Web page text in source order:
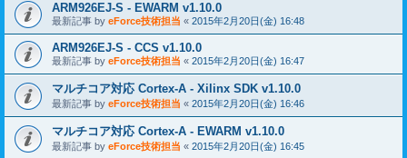
ARM926EJ-S - EWARM v1.10.0
最新記事 by eForce技術担当 « 2015年2月20日(金) 16:48
ARM926EJ-S - CCS v1.10.0
最新記事 by eForce技術担当 « 2015年2月20日(金) 16:47
マルチコア対応 Cortex-A - Xilinx SDK v1.10.0
最新記事 by eForce技術担当 « 2015年2月20日(金) 16:46
マルチコア対応 Cortex-A - EWARM v1.10.0
最新記事 by eForce技術担当 « 2015年2月20日(金) 16:45